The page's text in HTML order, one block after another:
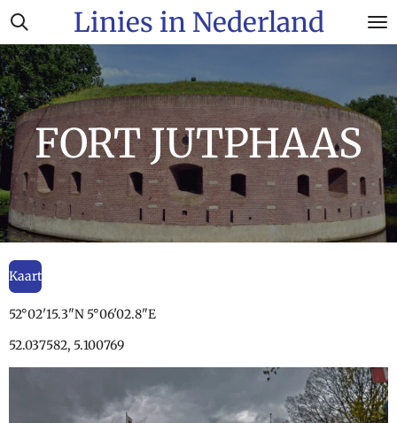
Ga
direct
naar
de
hoofdinhoud
Linies in Nederland
FORT JUTPHAAS
Kaart
52°02'15.3"N 5°06'02.8"E
52.037582, 5.100769